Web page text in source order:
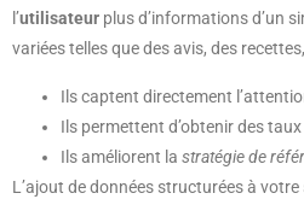
l’utilisateur plus d’informations d’un
variées telles que des avis, des
Ils captent directement
Ils permettent d’obtenir des
Ils améliorent la stratégie de
L’ajout de données structurées à